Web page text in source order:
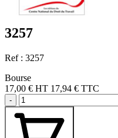
3257
Ref : 3257
Bourse
17,00 € HT 17,94 € TTC
-